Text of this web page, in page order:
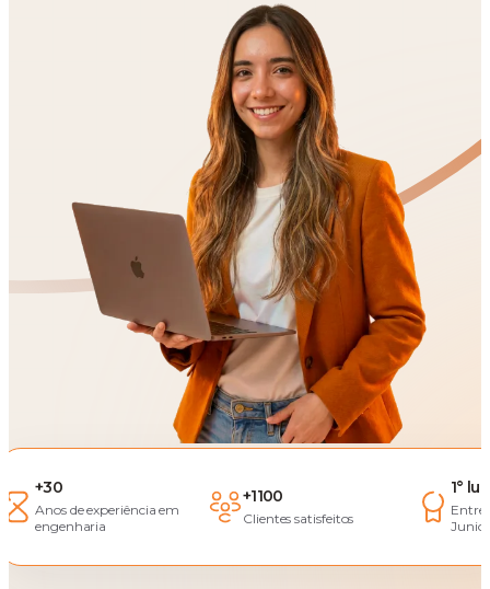
+30
Anos de experiência em
engenharia
+1100
Clientes satisfeitos
1°
Entre